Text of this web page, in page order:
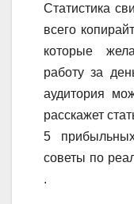
Статистика
всего
которые
работу за
аудитория
расскажет
5
советы по
.